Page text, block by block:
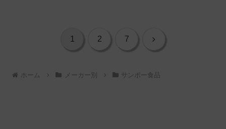
1 2 7 次
ホーム メーカー別 サンポー食品